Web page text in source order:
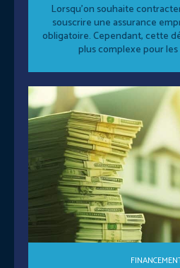
Lorsqu'on souhaite
souscrire une assurance
obligatoire. Cependant, cette
plus complexe pour